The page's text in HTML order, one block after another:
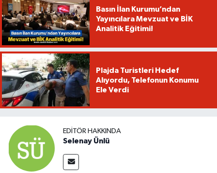
Basın İlan Kurumu’ndan
Yayıncılara Mevzuat ve BİK
Analitik Eğitimi!
Plajda Turistleri Hedef
Alıyordu, Telefonun Konumu
Ele Verdi
EDITÖR HAKKINDA
Selenay Ünlü